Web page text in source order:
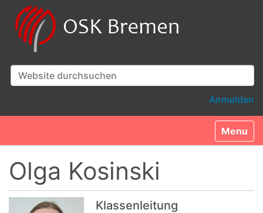
Website durchsuchen
Anmelden
Toggle
Olga Kosinski
Klassenleitung